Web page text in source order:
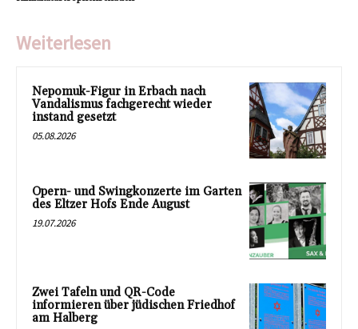
Weiterlesen
Nepomuk-Figur in Erbach nach
Vandalismus fachgerecht wieder
instand gesetzt
05.08.2026
Opern- und Swingkonzerte im Garten
des Eltzer Hofs Ende August
19.07.2026
Zwei Tafeln und QR-Code
informieren über jüdischen Friedhof
am Halberg